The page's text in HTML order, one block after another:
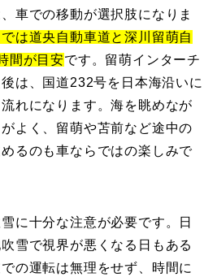
車での移動が選択肢になりま
は道央自動車道と深川留萌自
間が目安です。留萌インターチ
は、国道232号を日本海沿いに
れになります。海を眺めなが
よく、留萌や苫前など途中の
るのも車ならではの楽しみで
に十分な注意が必要です。日
雪で視界が悪くなる日もある
の運転は無理をせず、時間に